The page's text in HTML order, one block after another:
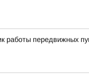
работы передвижных